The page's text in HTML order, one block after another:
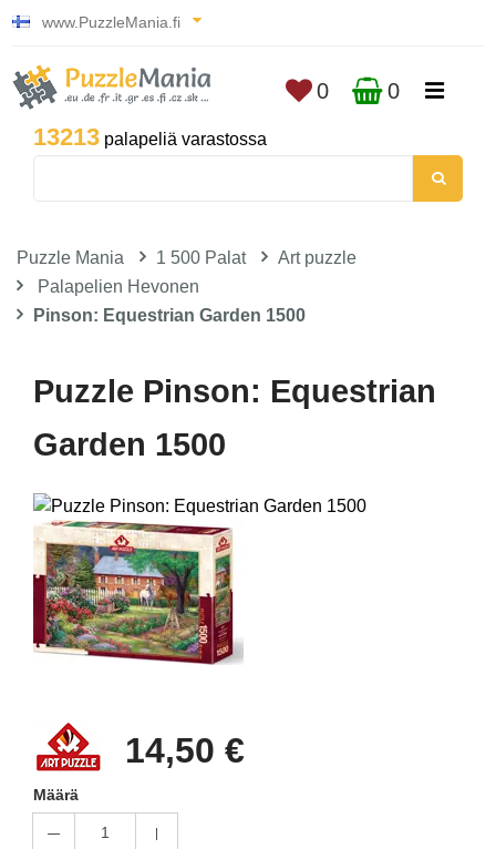
www.PuzzleMania.fi
13213 palapeliä varastossa
0 0
Puzzle Mania 1 500 Palat
Art puzzle
Palapelien Hevonen
Pinson: Equestrian Garden 1500
Puzzle Pinson: Equestrian
Garden 1500
14,50 €
Määrä
1